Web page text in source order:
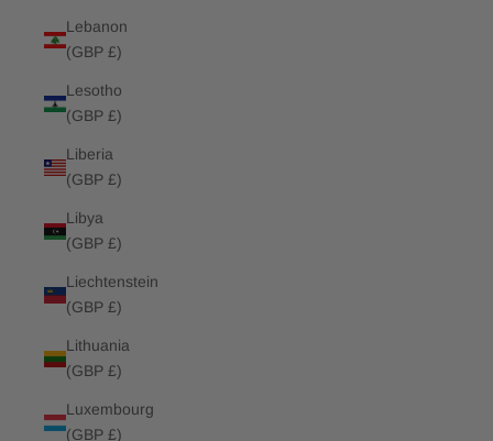
Lebanon
(GBP £)
Lesotho
(GBP £)
Liberia
(GBP £)
Libya
(GBP £)
Liechtenstein
(GBP £)
Lithuania
(GBP £)
Luxembourg
(GBP £)